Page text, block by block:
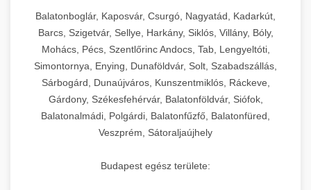
megbízható teljesítményhez.
chef-iparikonyhagepek.hu
kereskedelmi tésztakeverő
Ipari hús- és sajtszeletelő gépek professzionális
élelmiszer-előkészítéshez. Precíziós vágás
állítható vastagság beállítással.
chef-iparikonyhagepek.hu
professzionális élelmiszer szeletelő
📦 22. Vákuumozó Gép +
Kereskedelmi vákuumcsomagoló berendezések
élelmiszerek tartósításához. Hosszabbítsa a
szavatossági időt és tartsa meg a termék
frissességét.
🎁 23. Vákuumfóliázó Gép +
Ipari vákuumfóliázó gépek professzionális
Hatékony lezárási és tartósítási megoldások.
Balatonboglár, Kaposvár, Csurgó, Nagyatád, Kadarkút,
Barcs, Szigetvár, Sellye, Harkány, Siklós, Villány, Bóly,
Mohács, Pécs, Szentlőrinc Andocs, Tab, Lengyeltóti,
Simontornya, Enying, Dunaföldvár, Solt, Szabadszállás,
Sárbogárd, Dunaújváros, Kunszentmiklós, Ráckeve,
Gárdony, Székesfehérvár, Balatonföldvár, Siófok,
Balatonalmádi, Polgárdi, Balatonfűzfő, Balatonfüred,
Veszprém, Sátoraljaújhely
Budapest egész területe: